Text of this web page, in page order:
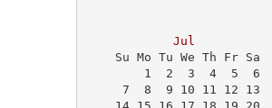
Jul
Su Mo Tu We Th Fr Sa
1  2  3  4  5  6
7  8  9 10 11 12 13
14 15 16 17 18 19 20